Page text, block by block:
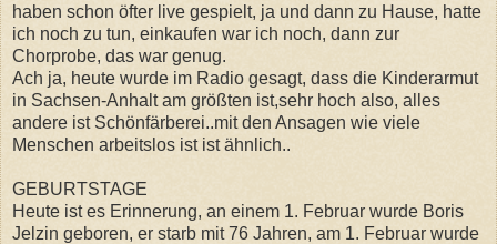
haben schon öfter live gespielt, ja und dann zu Hause, hatte
ich noch zu tun, einkaufen war ich noch, dann zur
Chorprobe, das war genug.
Ach ja, heute wurde im Radio gesagt, dass die Kinderarmut
in Sachsen-Anhalt am größten ist,sehr hoch also, alles
andere ist Schönfärberei..mit den Ansagen wie viele
Menschen arbeitslos ist ist ähnlich..
GEBURTSTAGE
Heute ist es Erinnerung, an einem 1. Februar wurde Boris
Jelzin geboren, er starb mit 76 Jahren, am 1. Februar wurde